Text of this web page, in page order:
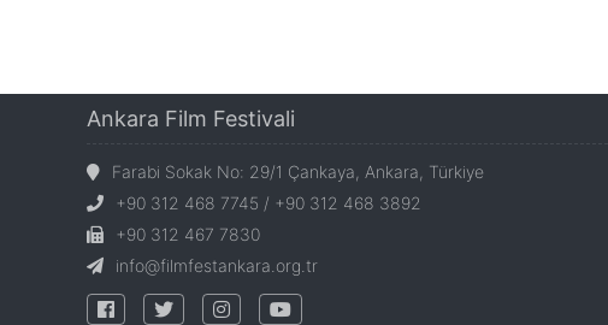
Ankara Film Festivali
Farabi Sokak No: 29/1 Çankaya, Ankara, Türkiye
+90 312 468 7745 / +90 312 468 3892
+90 312 467 7830
info@filmfestankara.org.tr